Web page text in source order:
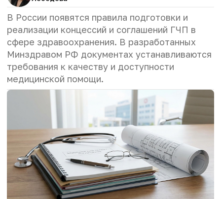
В России появятся правила подготовки и
реализации концессий и соглашений ГЧП в
сфере здравоохранения. В разработанных
Минздравом РФ документах устанавливаются
требования к качеству и доступности
медицинской помощи.